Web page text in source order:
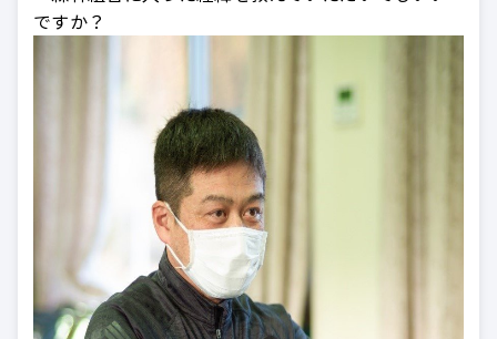
ですか？